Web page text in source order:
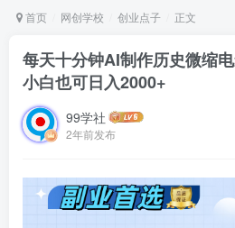
首页 网创学校 创业点子 正文
每天十分钟AI制作历史微缩
小白也可日入2000+
99学社
2年前发布